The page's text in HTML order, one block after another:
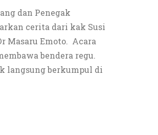
dan Penegak
cerita dari kak Susi
Masaru Emoto. Acara
bendera regu.
langsung berkumpul di